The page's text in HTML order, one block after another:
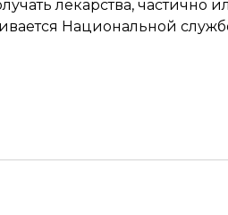
лекарства, частично
Национальной